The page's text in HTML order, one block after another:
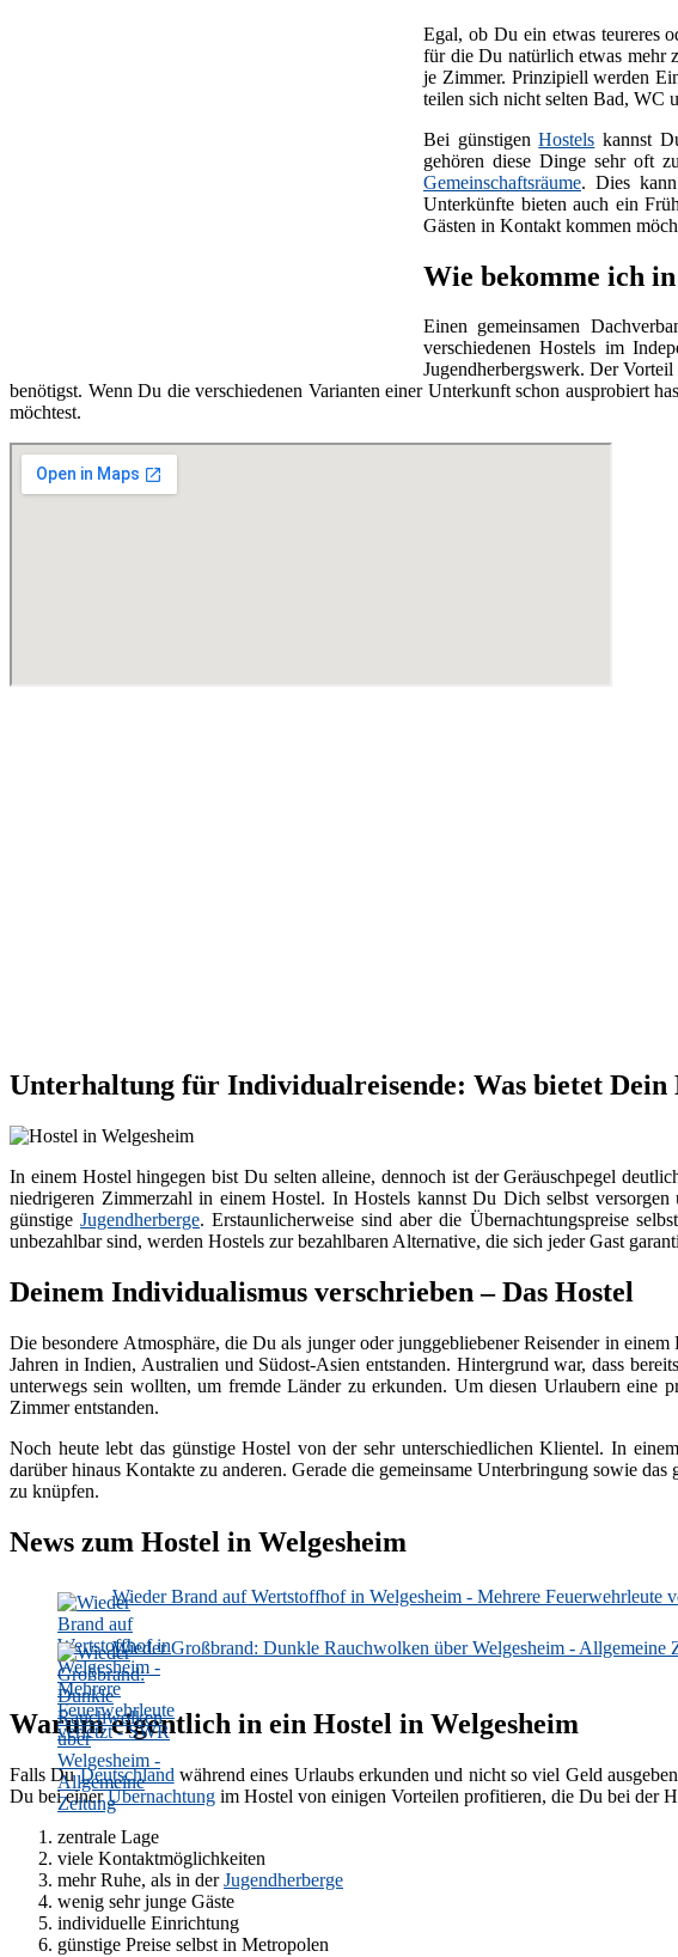
Egal, ob Du ein etwas teureres
für die Du natürlich etwas mehr
je Zimmer. Prinzipiell werden
teilen sich nicht selten Bad, WC
Bei günstigenHostels kannst
gehören diese Dinge sehr oft
Gemeinschaftsräume. Dies
Unterkünfte bieten auch ein
Gästen in Kontakt kommen
Wie bekomme ich
Einen gemeinsamen
verschiedenen Hostels im
Jugendherbergswerk. Der
benötigst. Wenn Du die verschiedenen Varianten einer Unterkunft schon ausprobiert
möchtest.
Unterhaltung für Individualreisende: Was bietet Dein
In einem Hostel hingegen bist Du selten alleine, dennoch ist der Geräuschpegel
niedrigeren Zimmerzahl in einem Hostel. In Hostels kannst Du Dich selbst
günstigeJugendherberge. Erstaunlicherweise sind aber die Übernachtungspreise
unbezahlbar sind, werden Hostels zur bezahlbaren Alternative, die sich jeder Gast
Deinem Individualismus verschrieben – Das Hostel
Die besondere Atmosphäre, die Du als junger oder junggebliebener Reisender in
Jahren in Indien, Australien und Südost-Asien entstanden. Hintergrund war, dass
unterwegs sein wollten, um fremde Länder zu erkunden. Um diesen Urlaubern eine
Zimmer entstanden.
Noch heute lebt das günstige Hostel von der sehr unterschiedlichen Klientel. In
darüber hinaus Kontakte zu anderen. Gerade die gemeinsame Unterbringung sowie das
zu knüpfen.
News zum Hostel in Welgesheim
Wieder Brand auf Wertstoffhof in Welgesheim - Mehrere Feuerwehrleute
Wieder Großbrand: Dunkle Rauchwolken über Welgesheim - Allgemeine
Warum eigentlich in ein Hostel in Welgesheim
Falls DuDeutschland während eines Urlaubs erkunden und nicht so viel Geld
Du bei einerÜbernachtung im Hostel von einigen Vorteilen profitieren, die Du bei der
zentrale Lage
viele Kontaktmöglichkeiten
mehr Ruhe, als in derJugendherberge
wenig sehr junge Gäste
individuelle Einrichtung
günstige Preise selbst in Metropolen